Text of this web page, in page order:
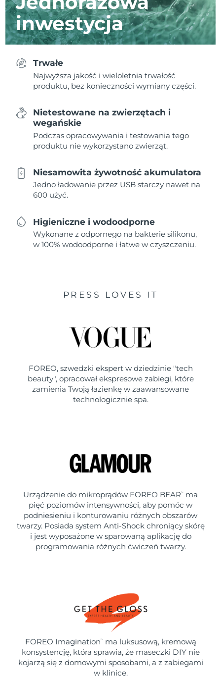
inwestycja
Trwałe
Najwyższa jakość i wieloletnia trwałość
produktu, bez konieczności wymiany części.
Nietestowane na zwierzętach i
wegańskie
Podczas opracowywania i testowania tego
produktu nie wykorzystano zwierząt.
Niesamowita żywotność akumulatora
Jedno ładowanie przez USB starczy nawet na
600 użyć.
Higieniczne i wodoodporne
Wykonane z odpornego na bakterie silikonu,
w 100% wodoodporne i łatwe w czyszczeniu.
PRESS LOVES IT
FOREO, szwedzki ekspert w dziedzinie "tech
beauty", opracował ekspresowe zabiegi, które
zamienia Twoją łazienkę w zaawansowane
technologicznie spa.
Urządzenie do mikroprądów FOREO BEAR ™
ma
pięć poziomów intensywności, aby pomóc w
podniesieniu i konturowaniu różnych obszarów
twarzy. Posiada system Anti-Shock chroniący skórę
i jest wyposażone w sparowaną aplikację do
programowania różnych ćwiczeń twarzy.
FOREO Imagination ™
ma luksusową, kremową
konsystencję, która sprawia, że maseczki DIY nie
kojarzą się z domowymi sposobami, a z zabiegami
w klinice.